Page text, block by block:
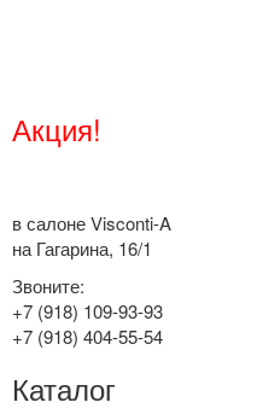
Акция!
в салоне Visconti-A
на Гагарина, 16/1
Звоните:
+7 (918) 109-93-93
+7 (918) 404-55-54
Каталог